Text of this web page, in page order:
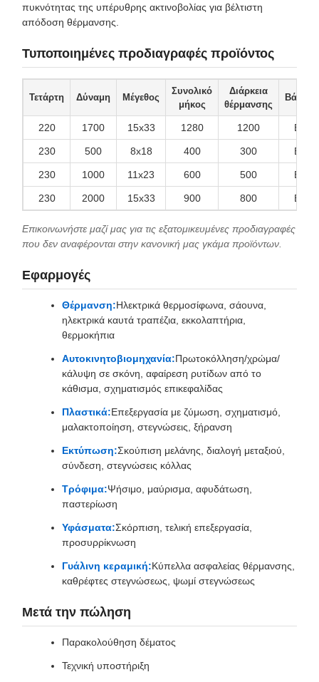
πυκνότητας της υπέρυθρης ακτινοβολίας για βέλτιστη
απόδοση θέρμανσης.
Τυποποιημένες προδιαγραφές προϊόντος
Τετάρτη Δύναμη Μέγεθος
Συνολικό
μήκος
Διάρκεια
θέρμανσης
Βάση
220 1700 15x33 1280 1200 Β
230 500 8x18 400 300 Β
230 1000 11x23 600 500 Β
230 2000 15x33 900 800 Β
Επικοινωνήστε μαζί μας για τις εξατομικευμένες προδιαγραφές
που δεν αναφέρονται στην κανονική μας γκάμα προϊόντων.
Εφαρμογές
Θέρμανση:Ηλεκτρικά θερμοσίφωνα, σάουνα,
ηλεκτρικά καυτά τραπέζια, εκκολαπτήρια,
θερμοκήπια
Αυτοκινητοβιομηχανία:Πρωτοκόλληση/χρώμα/
κάλυψη σε σκόνη, αφαίρεση ρυτίδων από το
κάθισμα, σχηματισμός επικεφαλίδας
Πλαστικά:Επεξεργασία με ζύμωση, σχηματισμό,
μαλακτοποίηση, στεγνώσεις, ξήρανση
Εκτύπωση:Σκούπιση μελάνης, διαλογή μεταξιού,
σύνδεση, στεγνώσεις κόλλας
Τρόφιμα:Ψήσιμο, μαύρισμα, αφυδάτωση,
παστερίωση
Υφάσματα:Σκόρπιση, τελική επεξεργασία,
προσυρρίκνωση
Γυάλινη κεραμική:Κύπελλα ασφαλείας θέρμανσης,
καθρέφτες στεγνώσεως, ψωμί στεγνώσεως
Μετά την πώληση
Παρακολούθηση δέματος
Τεχνική υποστήριξη